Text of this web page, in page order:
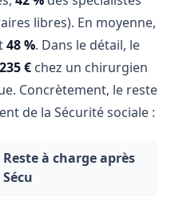
libres). En moyenne,
48 %. Dans le détail, le
235 € chez un chirurgien
Concrètement, le reste
de la Sécurité sociale :
Reste à charge après
Sécu